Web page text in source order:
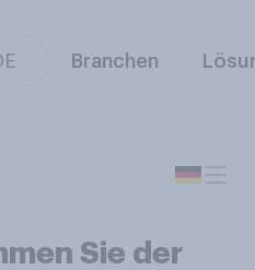
Branchen
Sie der